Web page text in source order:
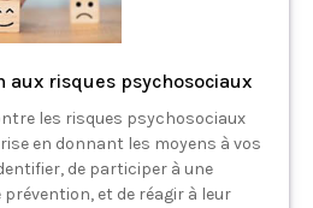
aux risques psychosociaux
les risques psychosociaux
en donnant les moyens à vos
de participer à une
et de réagir à leur